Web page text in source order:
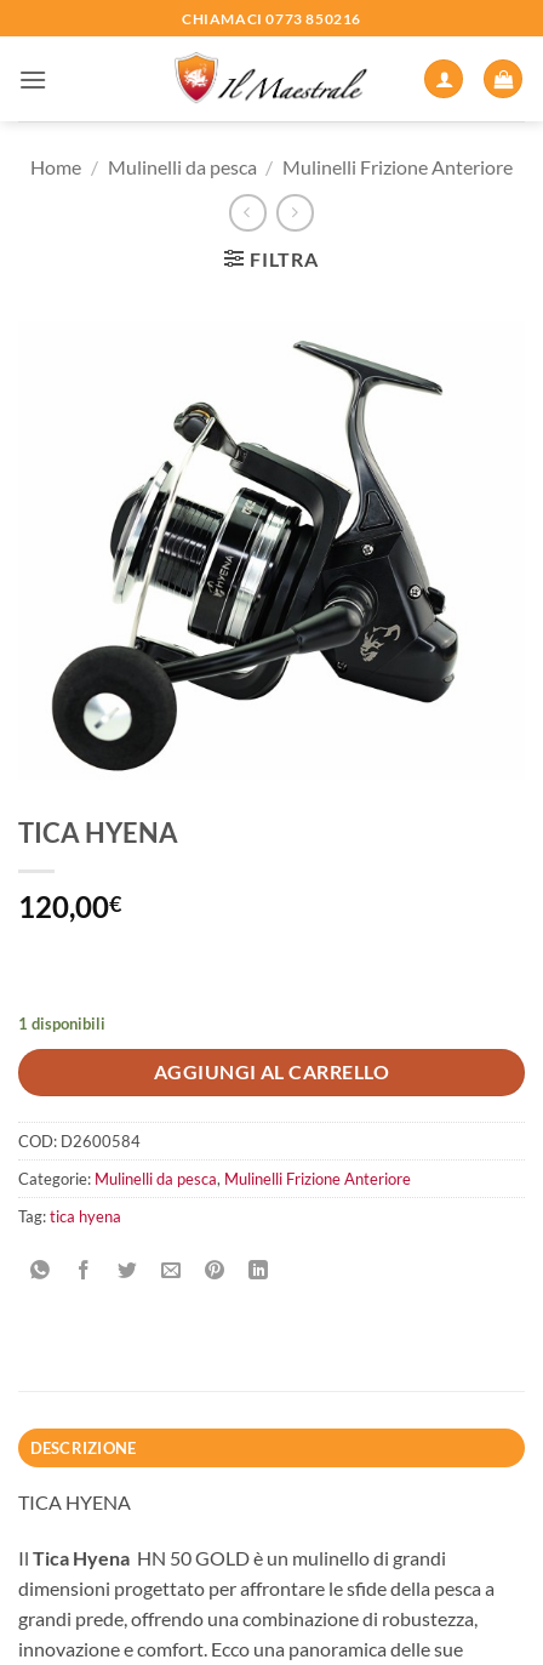
ai
contenuti
CHIAMACI 0773 850216
Home / Mulinelli da pesca / Mulinelli Frizione Anteriore
FILTRA
TICA HYENA
120,00€
1 disponibili
AGGIUNGI AL CARRELLO
COD: D2600584
Categorie: Mulinelli da pesca, Mulinelli Frizione Anteriore
Tag:tica hyena
DESCRIZIONE
TICA HYENA
Il Tica Hyena HN 50 GOLD è un mulinello di grandi
dimensioni progettato per affrontare le sfide della pesca a
grandi prede, offrendo una combinazione di robustezza,
innovazione e comfort. Ecco una panoramica delle sue